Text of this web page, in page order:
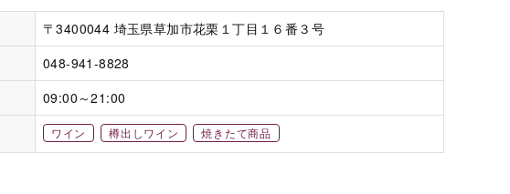
〒3400044 埼玉県草加市花栗１丁目１６番３号
048-941-8828
09:00～21:00
ワイン 樽出しワイン 焼きたて商品